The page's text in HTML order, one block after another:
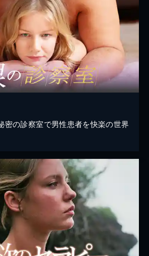
密の診察室で男性患者を快楽の世界